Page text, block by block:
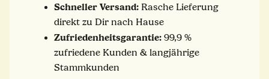
Schneller Versand: Rasche Lieferung
direkt zu Dir nach Hause
Zufriedenheitsgarantie: 99,9 %
zufriedene Kunden & langjährige
Stammkunden